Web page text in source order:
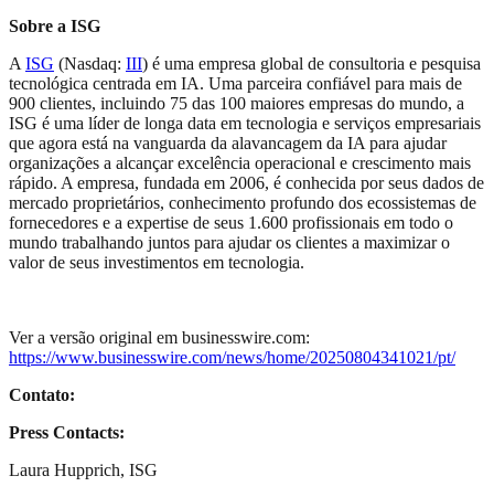
Sobre a ISG
A ISG (Nasdaq: III) é uma empresa global de consultoria e pesquisa
tecnológica centrada em IA. Uma parceira confiável para mais de
900 clientes, incluindo 75 das 100 maiores empresas do mundo, a
ISG é uma líder de longa data em tecnologia e serviços empresariais
que agora está na vanguarda da alavancagem da IA ​​para ajudar
organizações a alcançar excelência operacional e crescimento mais
rápido. A empresa, fundada em 2006, é conhecida por seus dados de
mercado proprietários, conhecimento profundo dos ecossistemas de
fornecedores e a expertise de seus 1.600 profissionais em todo o
mundo trabalhando juntos para ajudar os clientes a maximizar o
valor de seus investimentos em tecnologia.
Ver a versão original em businesswire.com:
https://www.businesswire.com/news/home/20250804341021/pt/
Contato:
Press Contacts:
Laura Hupprich, ISG